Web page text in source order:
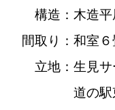
造：木造平
取り：和室６畳
地：生見サーフ
の駅東洋町